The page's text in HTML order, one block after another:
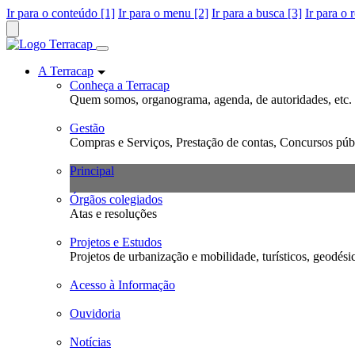
Ir para o conteúdo [1] Ir para o menu [2] Ir para a busca [3] Ir para o
A Terracap
Conheça a Terracap
Quem somos, organograma, agenda, de autoridades, etc.
Gestão
Compras e Serviços, Prestação de contas, Concursos
Principal
Órgãos colegiados
Atas e resoluções
Projetos e Estudos
Projetos de urbanização e mobilidade, turísticos,
Acesso à Informação
Ouvidoria
Notícias